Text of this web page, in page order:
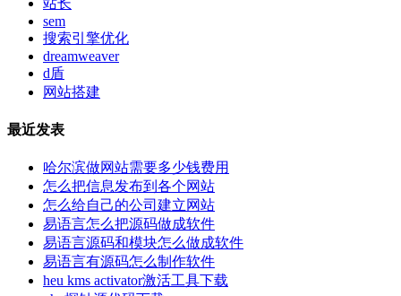
sem
搜索引擎优化
dreamweaver
d盾
网站搭建
最近发表
哈尔滨做网站需要多少钱费用
怎么把信息发布到各个网站
怎么给自己的公司建立网站
易语言怎么把源码做成软件
易语言源码和模块怎么做成软件
易语言有源码怎么制作软件
heu kms activator激活工具下载